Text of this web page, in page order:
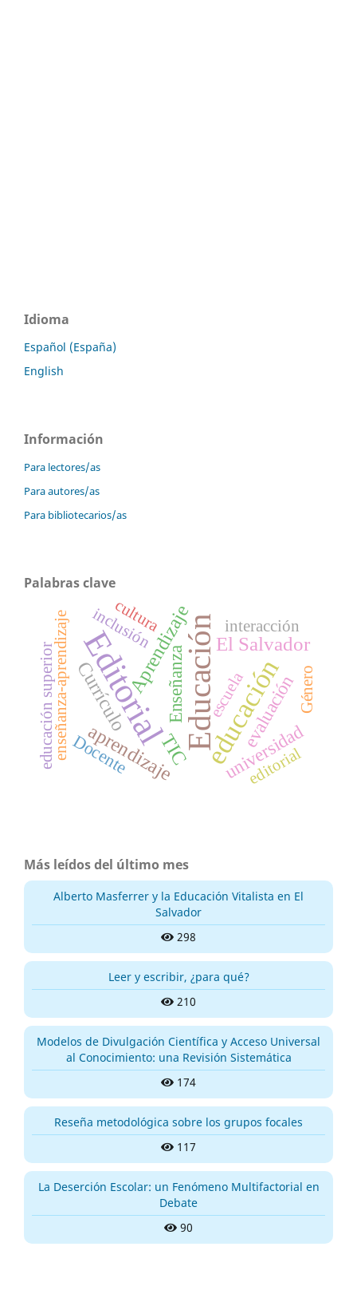
Idioma
Español (España)
English
Información
Para lectores/as
Para autores/as
Para bibliotecarios/as
Palabras clave
EditorialEducacióneducación
TIC
Aprendizaje El Salvador
Currículo
aprendizaje
Enseñanza
universidad
evaluación
Docente
enseñanza-aprendizaje escuela
editorial
educación superior
inclusión
Género
cultura interacción
Más leídos del último mes
Alberto Masferrer y la Educación Vitalista en El
Salvador
298
Leer y escribir, ¿para qué?
210
Modelos de Divulgación Científica y Acceso Universal
al Conocimiento: una Revisión Sistemática
174
Reseña metodológica sobre los grupos focales
117
La Deserción Escolar: un Fenómeno Multifactorial en
Debate
90